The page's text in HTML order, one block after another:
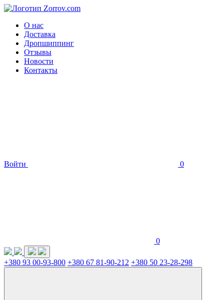
О нас
Доставка
Дропшиппинг
Отзывы
Новости
Контакты
Войти 0
0
+380 93 00-93-800 +380 67 81-90-212 +380 50 23-28-298